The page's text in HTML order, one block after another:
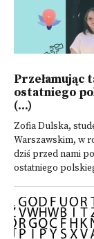
Przełamując
ostatniego
(...)
Zofia Dulska,
Warszawskim, w
dziś przed nami
ostatniego